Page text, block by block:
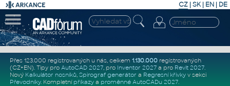
CZ | SK| EN | DE
Přes 123.000 registrovaných u nás, celkem 1.130.000registrovaných
(CZ+EN). Tipy pro AutoCAD 2027, pro Inventor 2027a pro Revit 2027.
Nový Kalkulátor nosníků, Spirograf generátor a Regresní křivkyv sekci
Převodníky. Kompletní příkazya proměnné AutoCADu 2027.